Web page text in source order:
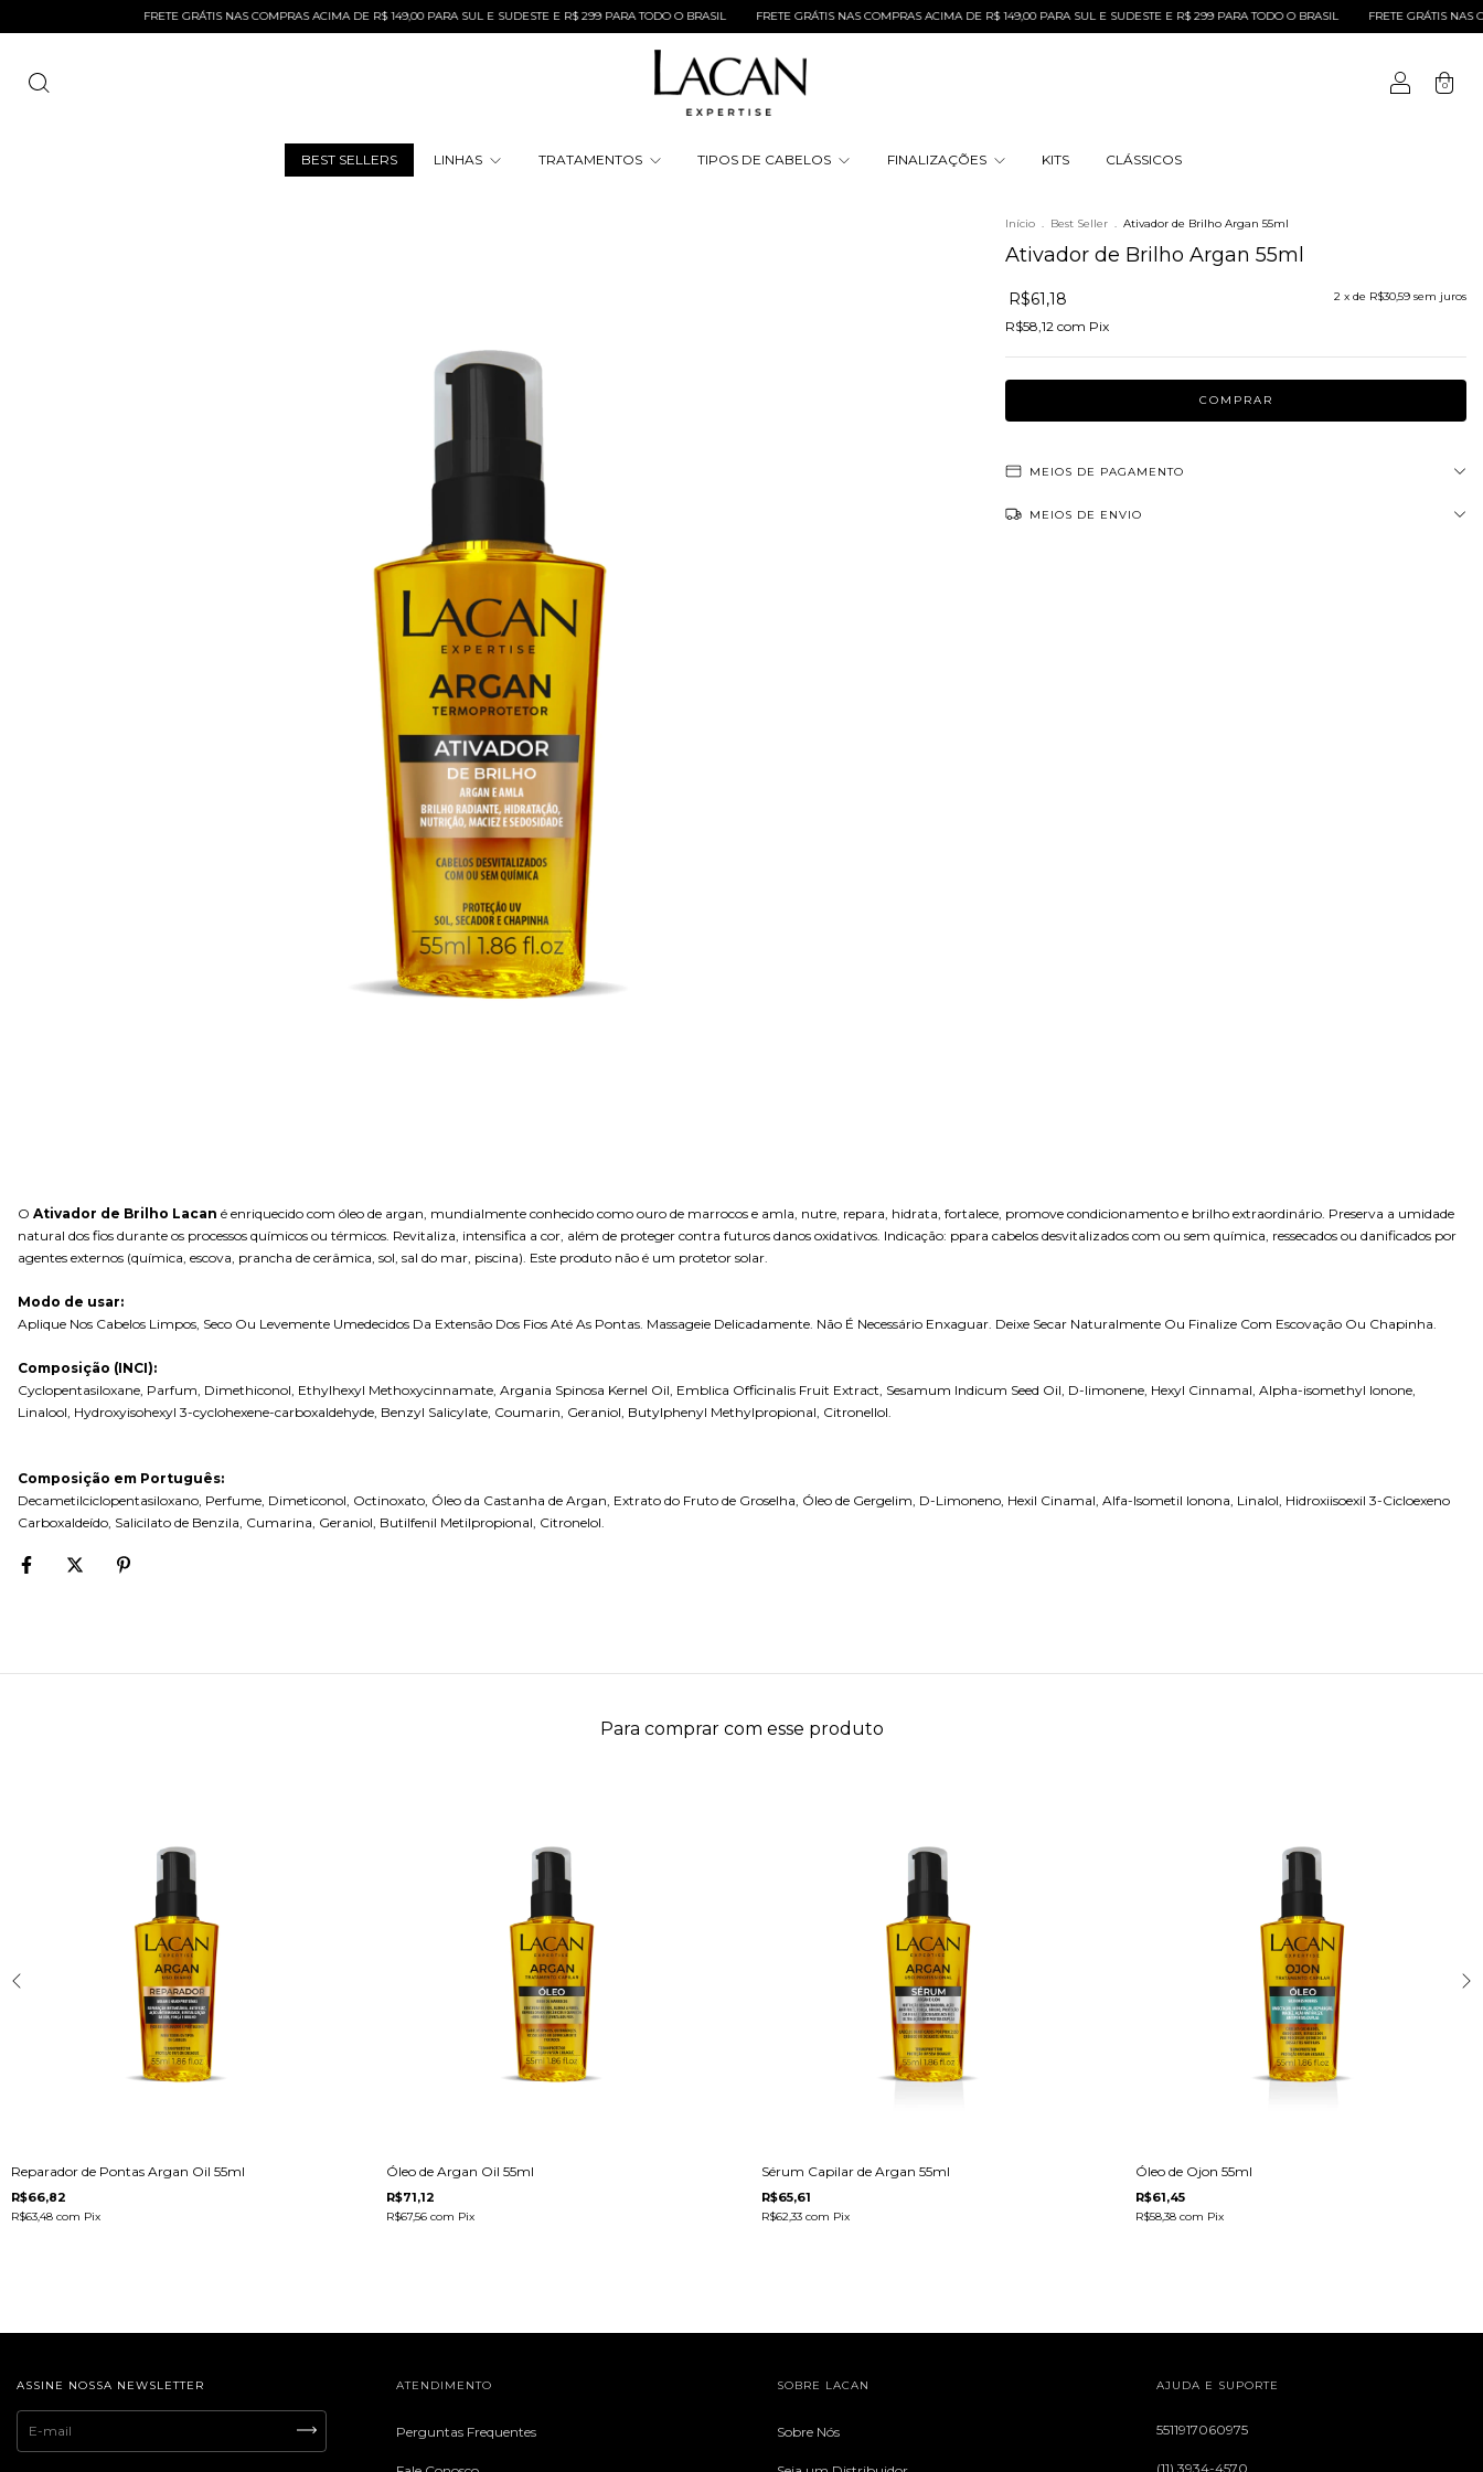
FRETE GRÁTIS NAS COMPRAS ACIMA DE R$ 149,00 PARA SUL E SUDESTE E R$ 299 PARA TODO O BRASIL FRETE GRÁTIS NAS COMPRAS ACIMA DE R$ 149,00 PARA SUL E SUDESTE E R$ 299 PARA TODO O BRASIL FRETE GRÁTIS NAS COMPRAS
0
BEST SELLERS LINHAS TRATAMENTOS TIPOS DE CABELOS FINALIZAÇÕES KITS CLÁSSICOS
Início . Best Seller . Ativador de Brilho Argan 55ml
Ativador de Brilho Argan 55ml
R$61,18
R$58,12 com Pix
2 x de R$30,59 sem juros
MEIOS DE PAGAMENTO
MEIOS DE ENVIO
O Ativador de Brilho Lacan é enriquecido com óleo de argan, mundialmente conhecido como ouro de marrocos e amla, nutre, repara, hidrata, fortalece, promove condicionamento e brilho extraordinário. Preserva a umidade
natural dos fios durante os processos químicos ou térmicos. Revitaliza, intensifica a cor, além de proteger contra futuros danos oxidativos. Indicação: ppara cabelos desvitalizados com ou sem química, ressecados ou danificados por
agentes externos (química, escova, prancha de cerâmica, sol, sal do mar, piscina). Este produto não é um protetor solar.
Modo de usar:
Aplique Nos Cabelos Limpos, Seco Ou Levemente Umedecidos Da Extensão Dos Fios Até As Pontas. Massageie Delicadamente. Não É Necessário Enxaguar. Deixe Secar Naturalmente Ou Finalize Com Escovação Ou Chapinha.
Composição (INCI):
Cyclopentasiloxane, Parfum, Dimethiconol, Ethylhexyl Methoxycinnamate, Argania Spinosa Kernel Oil, Emblica Officinalis Fruit Extract, Sesamum Indicum Seed Oil, D-limonene, Hexyl Cinnamal, Alpha-isomethyl Ionone,
Linalool, Hydroxyisohexyl 3-cyclohexene-carboxaldehyde, Benzyl Salicylate, Coumarin, Geraniol, Butylphenyl Methylpropional, Citronellol.
Composição em Português:
Decametilciclopentasiloxano, Perfume, Dimeticonol, Octinoxato, Óleo da Castanha de Argan, Extrato do Fruto de Groselha, Óleo de Gergelim, D-Limoneno, Hexil Cinamal, Alfa-Isometil Ionona, Linalol, Hidroxiisoexil 3-Cicloexeno
Carboxaldeído, Salicilato de Benzila, Cumarina, Geraniol, Butilfenil Metilpropional, Citronelol.
Para comprar com esse produto
Reparador de Pontas Argan Oil 55ml
R$66,82
R$63,48 com Pix
Óleo de Argan Oil 55ml
R$71,12
R$67,56 com Pix
Sérum Capilar de Argan 55ml
R$65,61
R$62,33 com Pix
Óleo de Ojon 55ml
R$61,45
R$58,38com Pix
ASSINE NOSSA NEWSLETTER ATENDIMENTO
Perguntas Frequentes
SOBRE LACAN
Sobre Nós
AJUDA E SUPORTE
5511917060975
(11) 3934-4570